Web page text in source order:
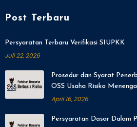
Post Terbaru
Persyaratan Terbaru Verifikasi SIUPKK
Juli 22, 2026
Prosedur dan Syarat
OSS Usaha Risiko
April 16, 2026
Persyaratan Dasar Dalam